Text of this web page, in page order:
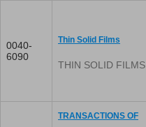
0040-
6090
Thin Solid Films
THIN SOLID FILMS
TRANSACTIONS OF